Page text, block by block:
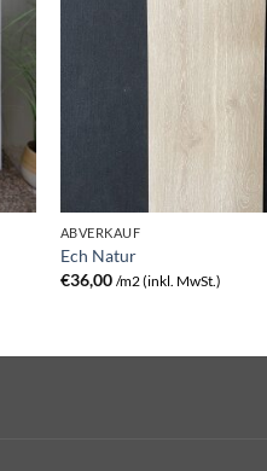
ABVERKAUF
Ech Natur
€36,00 /m2 (inkl. MwSt.)